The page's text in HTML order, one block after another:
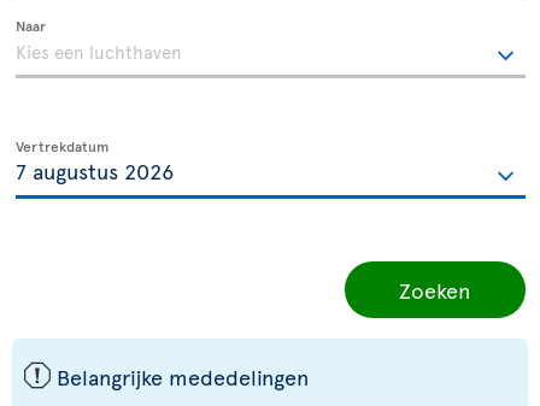
Naar
Vertrekdatum
Zoeken
ü Belangrijke mededelingen